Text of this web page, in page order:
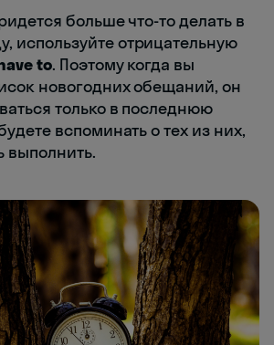
больше что-то делать в
используйте отрицательную
to. Поэтому когда вы
новогодних обещаний, он
только в последнюю
вспоминать о тех из них,
выполнить.